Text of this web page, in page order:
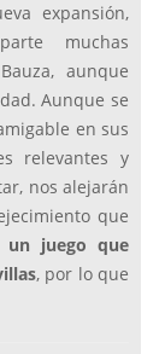
expansión,
muchas
aunque
Aunque se
en sus
relevantes y
nos alejarán
que
un juego que
, por lo que